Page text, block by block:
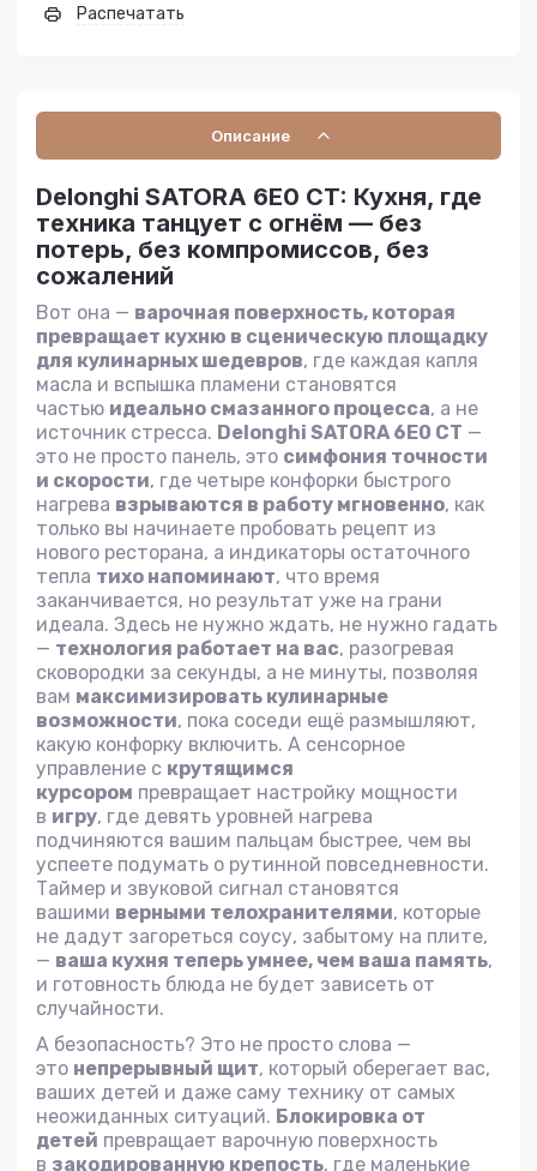
Распечатать
Описание
Delonghi SATORA 6E0 CT: Кухня, где
техника танцует с огнём — без
потерь, без компромиссов, без
сожалений
Вот она — варочная поверхность, которая
превращает кухню в сценическую площадку
для кулинарных шедевров, где каждая капля
масла и вспышка пламени становятся
частью идеально смазанного процесса, а не
источник стресса. Delonghi SATORA 6E0 CT —
это не просто панель, это симфония точности
и скорости, где четыре конфорки быстрого
нагрева взрываются в работу мгновенно, как
только вы начинаете пробовать рецепт из
нового ресторана, а индикаторы остаточного
тепла тихо напоминают, что время
заканчивается, но результат уже на грани
идеала. Здесь не нужно ждать, не нужно гадать
— технология работает на вас, разогревая
сковородки за секунды, а не минуты, позволяя
вам максимизировать кулинарные
возможности, пока соседи ещё размышляют,
какую конфорку включить. А сенсорное
управление с крутящимся
курсором превращает настройку мощности
в игру, где девять уровней нагрева
подчиняются вашим пальцам быстрее, чем вы
успеете подумать о рутинной повседневности.
Таймер и звуковой сигнал становятся
вашими верными телохранителями, которые
не дадут загореться соусу, забытому на плите,
— ваша кухня теперь умнее, чем ваша память,
и готовность блюда не будет зависеть от
случайности.
А безопасность? Это не просто слова —
это непрерывный щит, который оберегает вас,
ваших детей и даже саму технику от самых
неожиданных ситуаций. Блокировка от
детей превращает варочную поверхность
в закодированную крепость, где маленькие